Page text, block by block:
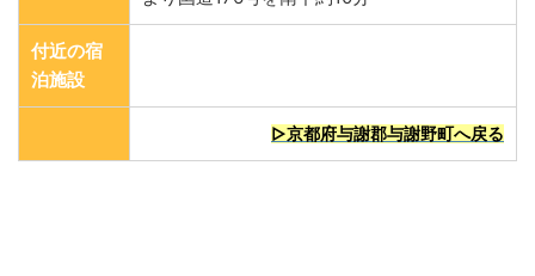
付近の宿
泊施設
▷京都府与謝郡与謝野町へ戻る